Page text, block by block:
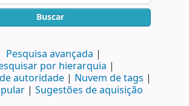
Buscar
Pesquisa avançada
por hierarquia
autoridade
Nuvem de tags
Sugestões de aquisição